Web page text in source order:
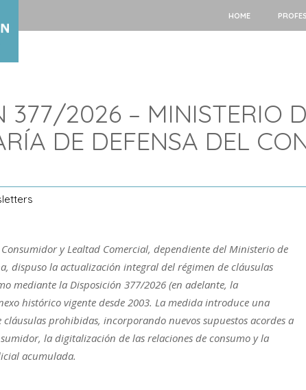
HOME
377/2026 – MINISTERIO
DE DEFENSA DEL
y Lealtad Comercial, dependiente del Ministerio de
dispuso la actualización integral del régimen de cláusulas
mediante la Disposición 377/2026 (en adelante, la
histórico vigente desde 2003. La medida introduce una
prohibidas, incorporando nuevos supuestos acordes a
la digitalización de las relaciones de consumo y la
acumulada.